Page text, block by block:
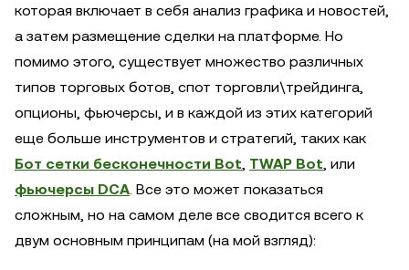
которая включает в себя анализ графика и новостей,
а затем размещение сделки на платформе. Но
помимо этого, существует множество различных
типов торговых ботов, спот торговли\трейдинга,
опционы, фьючерсы, и в каждой из этих категорий
еще больше инструментов и стратегий, таких как
Бот сетки бесконечности Bot TWAP Bot , или
фьючерсы DCA . Все это может показаться
сложным, но на самом деле все сводится всего к
двум основным принципам (на мой взгляд):